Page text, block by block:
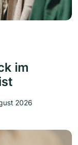
im
2026